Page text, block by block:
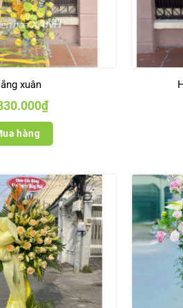
xuân
₫
hàng